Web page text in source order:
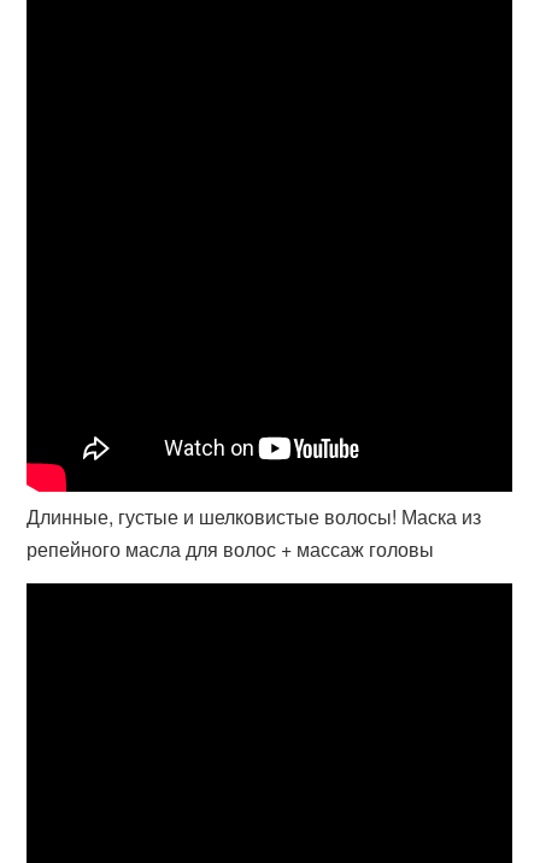
Длинные, густые и шелковистые волосы! Маска из
репейного масла для волос + массаж головы